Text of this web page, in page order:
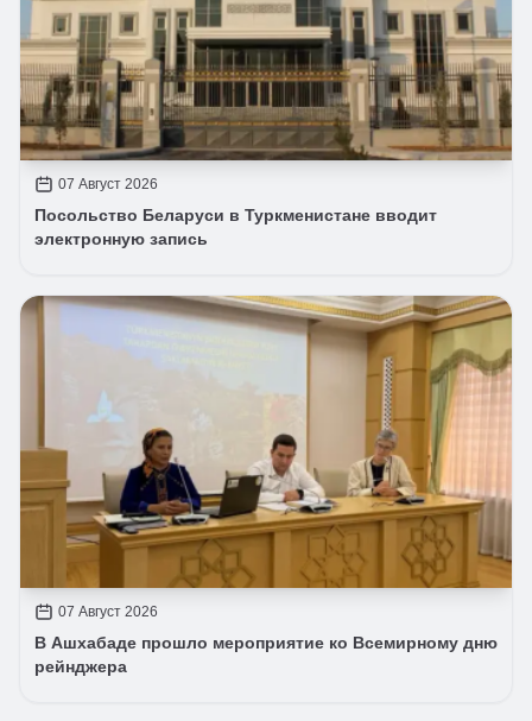
07 Август 2026
Посольство Беларуси в Туркменистане вводит
электронную запись
07 Август 2026
В Ашхабаде прошло мероприятие ко Всемирному дню
рейнджера